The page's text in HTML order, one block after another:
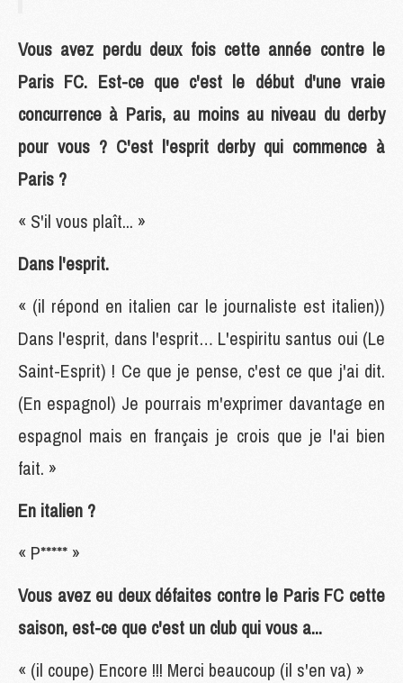
Vous avez perdu deux fois cette année contre le
Paris FC. Est-ce que c'est le début d'une vraie
concurrence à Paris, au moins au niveau du derby
pour vous ? C'est l'esprit derby qui commence à
Paris ?
« S'il vous plaît... »
Dans l'esprit.
« (il répond en italien car le journaliste est italien))
Dans l'esprit, dans l'esprit… L'espiritu santus oui (Le
Saint-Esprit) ! Ce que je pense, c'est ce que j'ai dit.
(En espagnol) Je pourrais m'exprimer davantage en
espagnol mais en français je crois que je l'ai bien
fait. »
En italien ?
« P***** »
Vous avez eu deux défaites contre le Paris FC cette
saison, est-ce que c'est un club qui vous a...
« (il coupe) Encore !!! Merci beaucoup (il s'en va) »